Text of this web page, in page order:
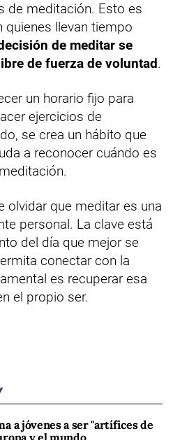
de meditación. Esto es
quienes llevan tiempo
de meditar se
de fuerza de voluntad.
un horario fijo para
ejercicios de
se crea un hábito que
a reconocer cuándo es
olvidar que meditar es una
personal. La clave está
del día que mejor se
conectar con la
es recuperar esa
el propio ser.
a jóvenes a ser "artífices de